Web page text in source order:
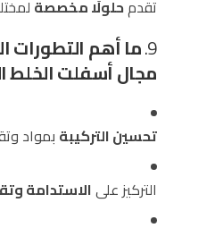
تقدمحلولًا مخصصة
9. ما أهم التطورات
مجال أسفلت الخلط
تحسين التركيبة بمواد
التركيز علىالاستدامة